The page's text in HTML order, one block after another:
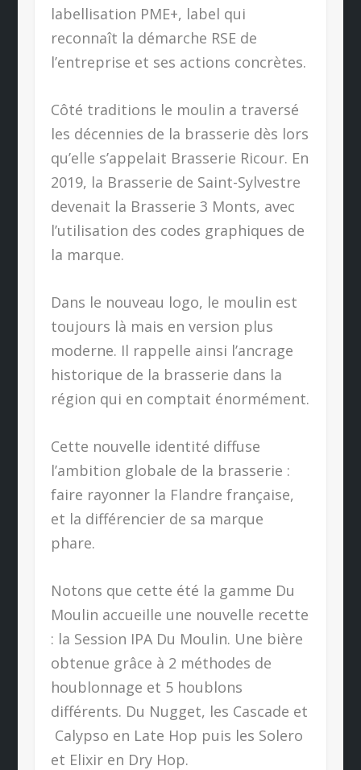
labellisation PME+, label qui
reconnaît la démarche RSE de
l’entreprise et ses actions concrètes.
Côté traditions le moulin a traversé
les décennies de la brasserie dès lors
qu’elle s’appelait Brasserie Ricour. En
2019, la Brasserie de Saint-Sylvestre
devenait la Brasserie 3 Monts, avec
l’utilisation des codes graphiques de
la marque.
Dans le nouveau logo, le moulin est
toujours là mais en version plus
moderne. Il rappelle ainsi l’ancrage
historique de la brasserie dans la
région qui en comptait énormément.
Cette nouvelle identité diffuse
l’ambition globale de la brasserie :
faire rayonner la Flandre française,
et la différencier de sa marque
phare.
Notons que cette été la gamme Du
Moulin accueille une nouvelle recette
: la Session IPA Du Moulin. Une bière
obtenue grâce à 2 méthodes de
houblonnage et 5 houblons
différents. Du Nugget, les Cascade et
Calypso en Late Hop puis les Solero
et Elixir en Dry Hop.